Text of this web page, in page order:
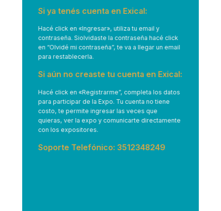
Si ya tenés cuenta en Exical:
Hacé click en «Ingresar», utiliza tu email y
contraseña. Siolvidaste la contraseña hacé click
en “Olvidé mi contraseña”, te va a llegar un email
para restablecerla.
Si aún no creaste tu cuenta en Exical:
Hacé click en «Registrarme”, completa los datos
para participar de la Expo. Tu cuenta no tiene
costo, te permite ingresar las veces que
quieras, ver la expo y comunicarte directamente
con los expositores.
Soporte Telefónico: 3512348249